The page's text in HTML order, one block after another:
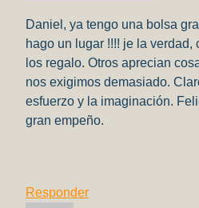
Daniel, ya tengo una bolsa
hago un lugar !!!! je la verdad,
los regalo. Otros aprecian
nos exigimos demasiado.
esfuerzo y la imaginación.
gran empeño.
Responder